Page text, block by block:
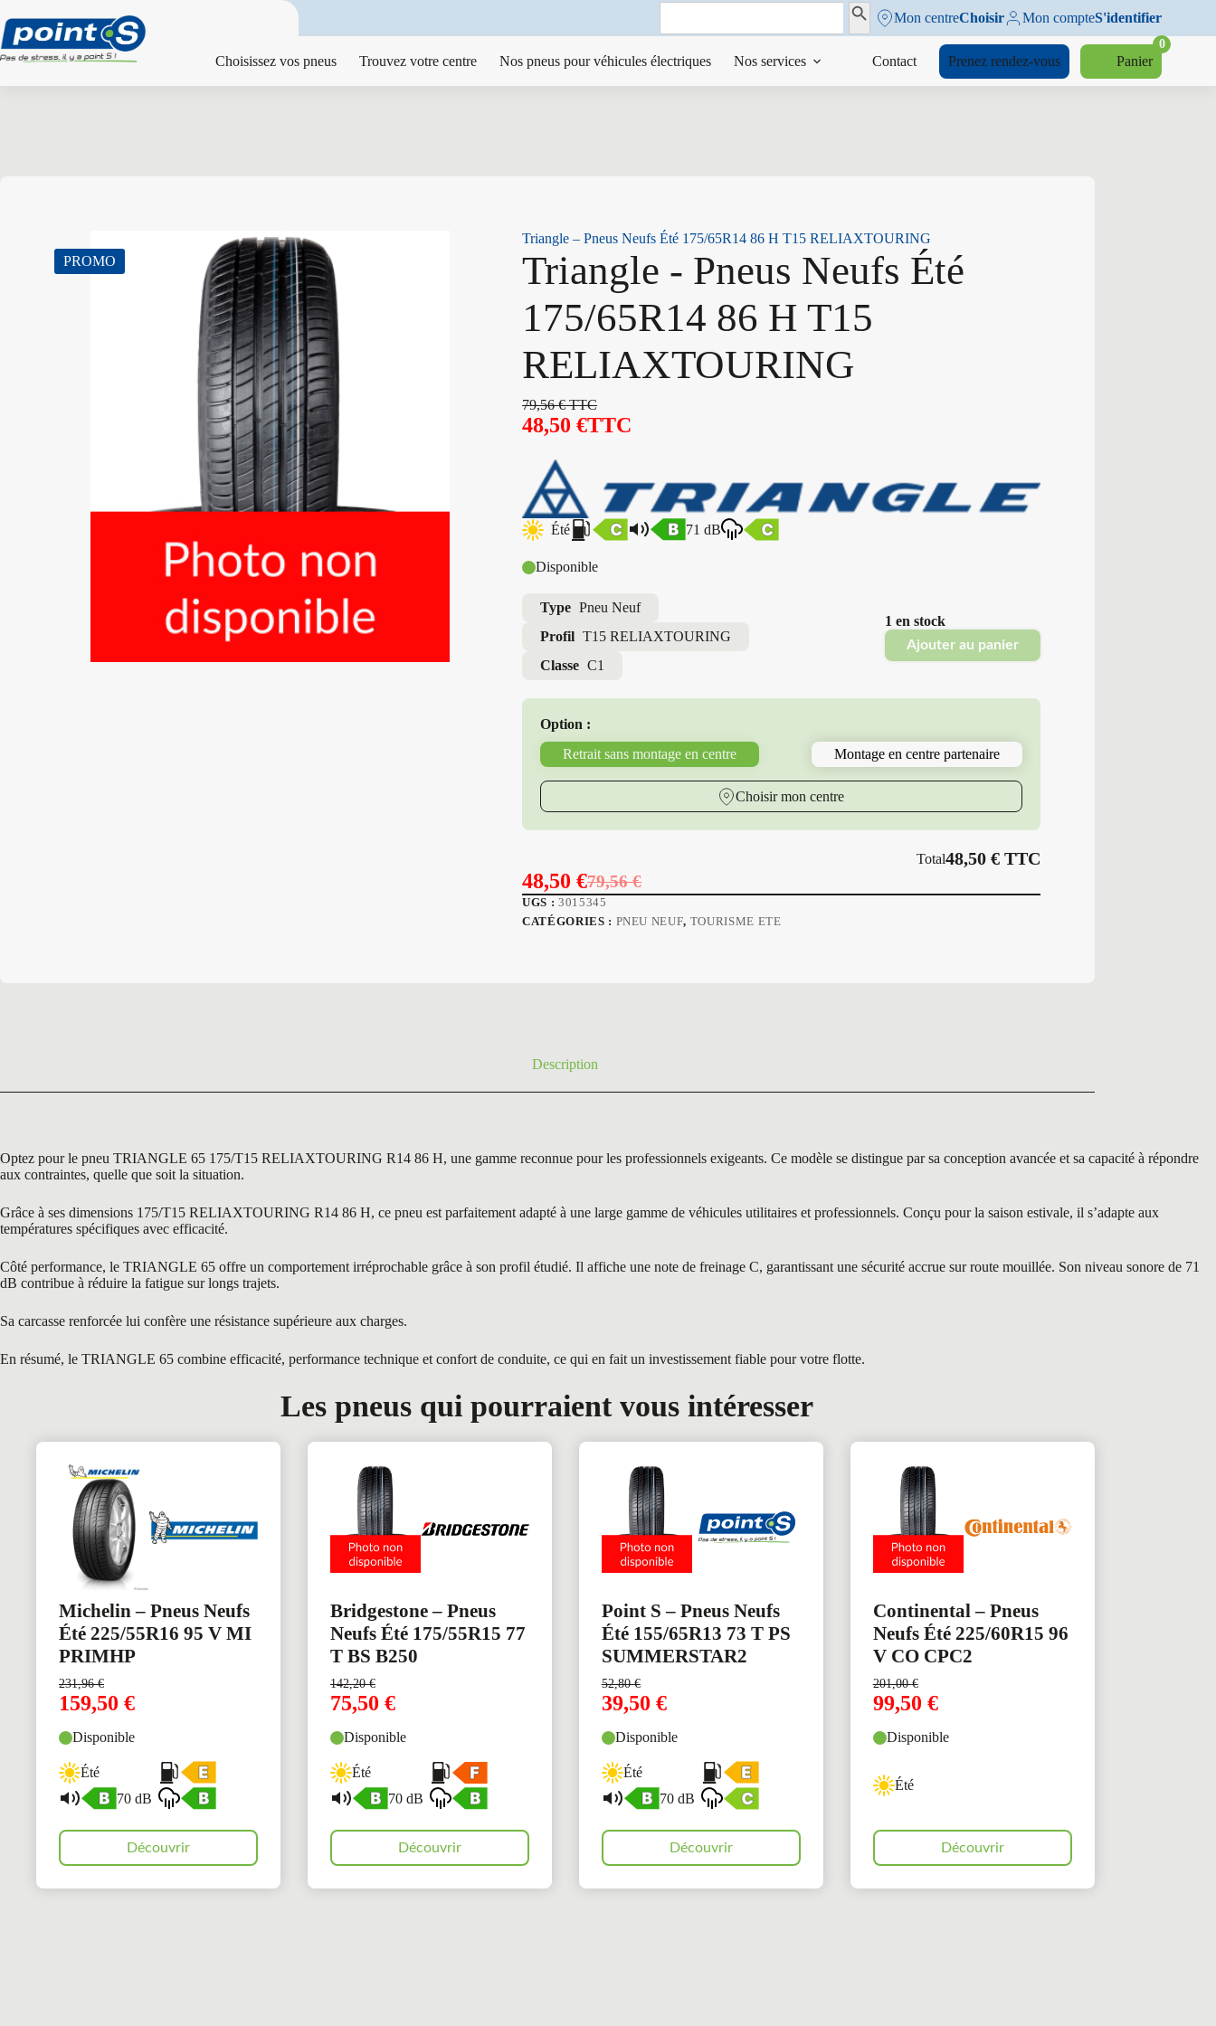
au
contenu
Search
Search ButtonMon centreChoisir Mon compteS'identifier
Choisissez vos pneus Trouvez votre centre Nos pneus pour véhicules électriques Nos services Contact Prenez rendez-vous Panier
0
PROMO
Triangle – Pneus Neufs Été 175/65R14 86 H T15 RELIAXTOURING
Triangle - Pneus Neufs Été
175/65R14 86 H T15
RELIAXTOURING
79,56€TTC
48,50€TTC
Été 71 dB
Disponible
Type Pneu Neuf
Profil T15 RELIAXTOURING
Classe C1
1 en stock
Ajouter au panier
Option :
Retrait sans montage en centre
Montage en centre partenaire
Choisir mon centre
Total48,50 €TTC
79,56€
Le
prix
48,50€Le
prix
UGS : 3015345
CATÉGORIES : PNEU NEUF, TOURISME ETE
Description
Optez pour le pneu TRIANGLE 65 175/T15 RELIAXTOURING R14 86 H, une gamme reconnue pour les professionnels exigeants. Ce modèle se distingue par sa conception avancée et sa capacité à répondre
aux contraintes, quelle que soit la situation.
Grâce à ses dimensions 175/T15 RELIAXTOURING R14 86 H, ce pneu est parfaitement adapté à une large gamme de véhicules utilitaires et professionnels. Conçu pour la saison estivale, il s’adapte aux
températures spécifiques avec efficacité.
Côté performance, le TRIANGLE 65 offre un comportement irréprochable grâce à son profil étudié. Il affiche une note de freinage C, garantissant une sécurité accrue sur route mouillée. Son niveau sonore de 71
dB contribue à réduire la fatigue sur longs trajets.
Sa carcasse renforcée lui confère une résistance supérieure aux charges.
En résumé, le TRIANGLE 65 combine efficacité, performance technique et confort de conduite, ce qui en fait un investissement fiable pour votre flotte.
Les pneus qui pourraient vous intéresser
Michelin – Pneus Neufs
Été 225/55R16 95 V MI
PRIMHP
231,96€
159,50 €
Disponible
Été
70 dB
Découvrir
Bridgestone – Pneus
Neufs Été 175/55R15 77
T BS B250
142,20€
75,50 €
Disponible
Été
70 dB
Découvrir
Point S – Pneus Neufs
Été 155/65R13 73 T PS
SUMMERSTAR2
52,80€
39,50 €
Disponible
Été
70 dB
Découvrir
Continental – Pneus
Neufs Été 225/60R15 96
V CO CPC2
201,00€
99,50 €
Disponible
Été
Découvrir